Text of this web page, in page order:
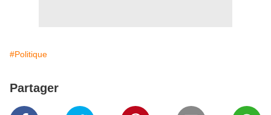
#Politique
Partager